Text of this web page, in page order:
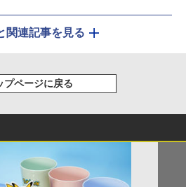
関連記事を見る
プページに戻る